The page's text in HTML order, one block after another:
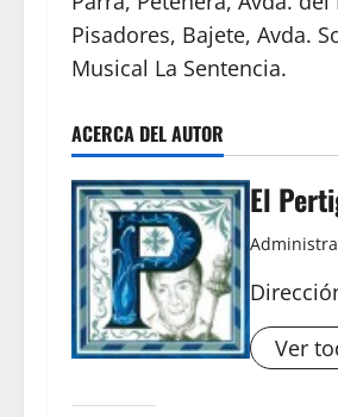
Pisadores, Bajete, Avda.
Musical La Sentencia.
ACERCA DEL AUTOR
El
Ver